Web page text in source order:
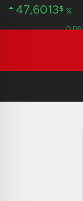
47,6013$ %
0.06